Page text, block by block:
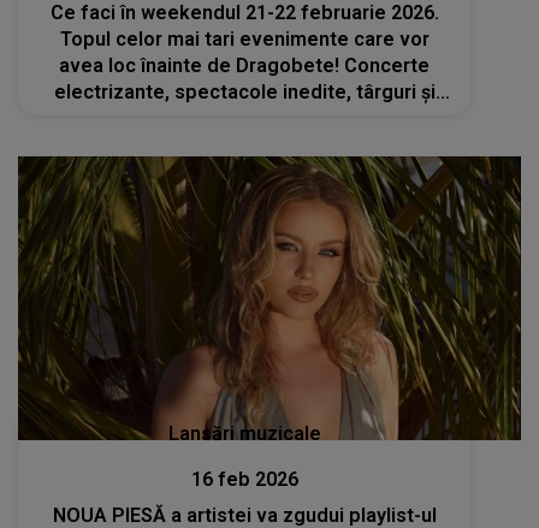
Ce faci în weekendul 21-22 februarie 2026.
Topul celor mai tari evenimente care vor
avea loc înainte de Dragobete! Concerte
electrizante, spectacole inedite, târguri și
Lansări muzicale
16 feb 2026
NOUA PIESĂ a artistei va zgudui playlist-ul